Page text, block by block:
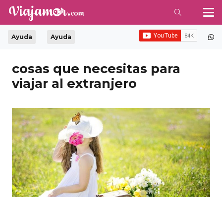
Ayuda Ayuda
cosas que necesitas para
viajar al extranjero